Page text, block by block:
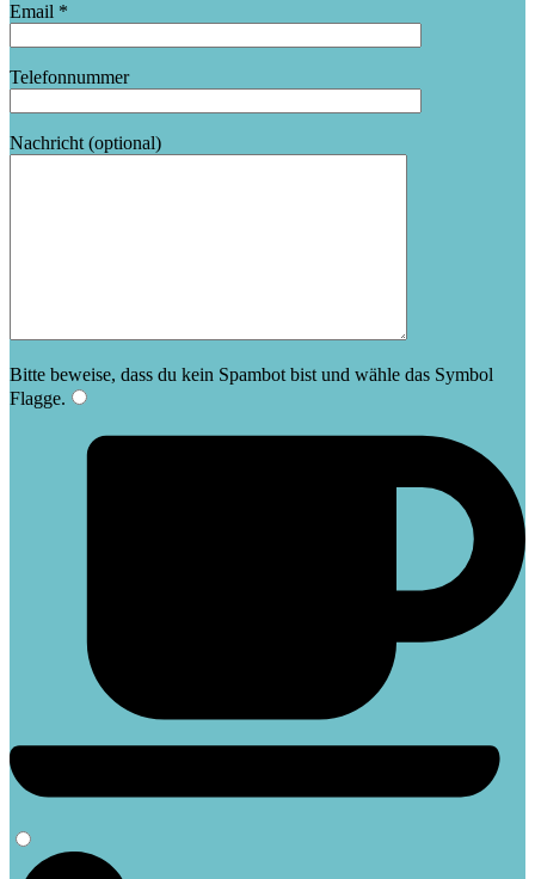
Email *
Telefonnummer
Nachricht (optional)
Bitte beweise, dass du kein Spambot bist und wähle das Symbol
Flagge.